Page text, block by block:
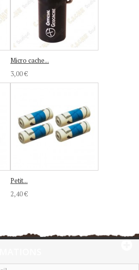
Micro cache...
3,00 €
Petit...
2,40 €